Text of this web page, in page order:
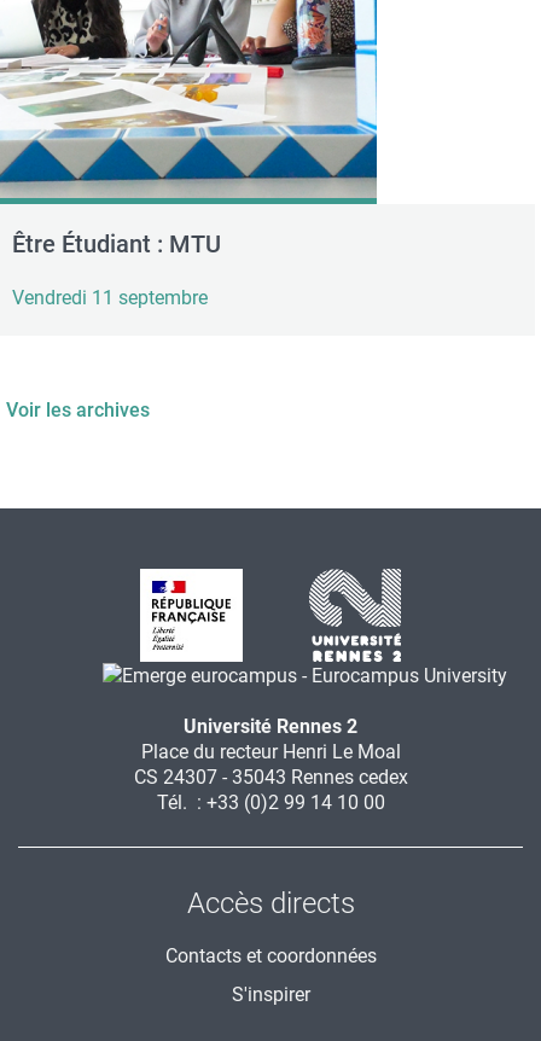
Être Étudiant : MTU
Vendredi 11 septembre
Voir les archives
Université Rennes 2
Place du recteur Henri Le Moal
CS 24307 - 35043 Rennes cedex
Tél. : +33 (0)2 99 14 10 00
Accès directs
Contacts et coordonnées
S'inspirer